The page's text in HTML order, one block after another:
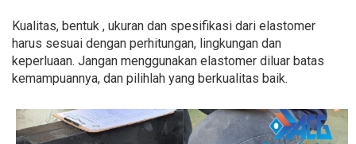
Kualitas, bentuk , ukuran dan spesifikasi dari elastomer
harus sesuai dengan perhitungan, lingkungan dan
keperluaan. Jangan menggunakan elastomer diluar batas
kemampuannya, dan pilihlah yang berkualitas baik.